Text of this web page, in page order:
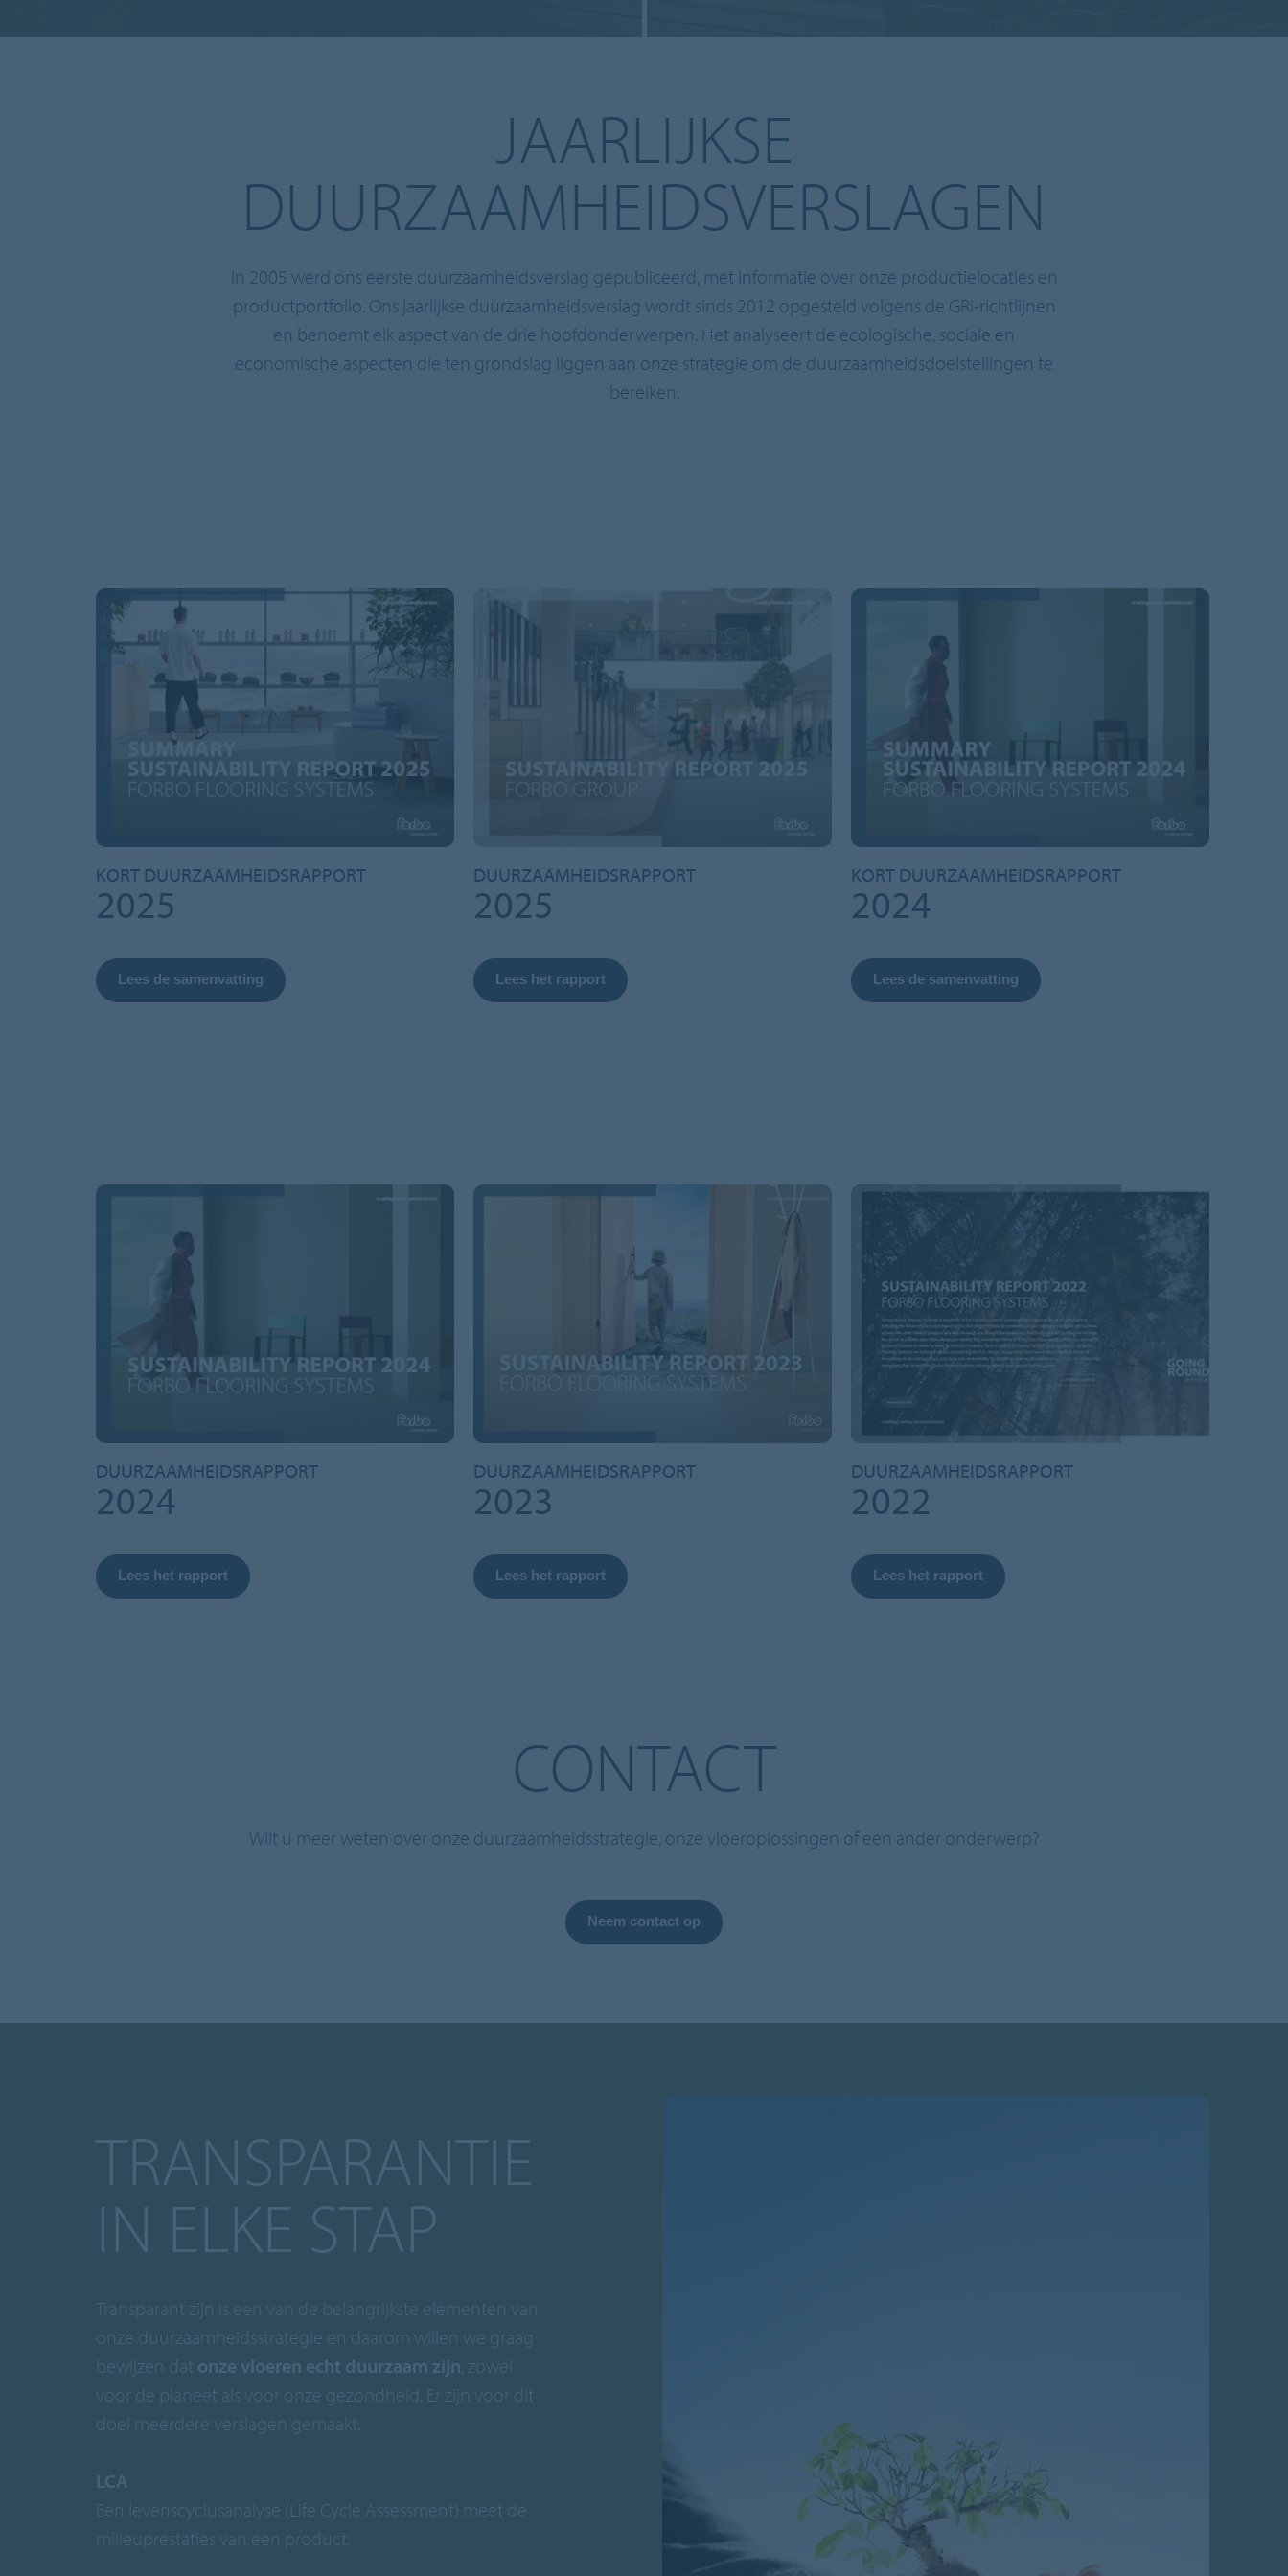
JAARLIJKSE
DUURZAAMHEIDSVERSLAGEN
In 2005 werd ons eerste duurzaamheidsverslag gepubliceerd, met informatie over onze productielocaties en
productportfolio. Ons jaarlijkse duurzaamheidsverslag wordt sinds 2012 opgesteld volgens de GRI-richtlijnen
en benoemt elk aspect van de drie hoofdonderwerpen. Het analyseert de ecologische, sociale en
economische aspecten die ten grondslag liggen aan onze strategie om de duurzaamheidsdoelstellingen te
bereiken.
KORT DUURZAAMHEIDSRAPPORT
2025
Lees de samenvatting
DUURZAAMHEIDSRAPPORT
2025
Lees het rapport
KORT DUURZAAMHEIDSRAPPORT
2024
Lees de samenvatting
DUURZAAMHEIDSRAPPORT
2024
Lees het rapport
DUURZAAMHEIDSRAPPORT
2023
Lees het rapport
DUURZAAMHEIDSRAPPORT
2022
Lees het rapport
CONTACT
Wilt u meer weten over onze duurzaamheidsstrategie, onze vloeroplossingen of een ander onderwerp?
Neem contact op
TRANSPARANTIE
IN ELKE STAP
Transparant zijn is een van de belangrijkste elementen van
onze duurzaamheidsstrategie en daarom willen we graag
bewijzen dat onze vloeren echt duurzaam zijn , zowel
voor de planeet als voor onze gezondheid. Er zijn voor dit
doel meerdere verslagen gemaakt.
LCA
Een levenscyclusanalyse (Life Cycle Assessment) meet de
milieuprestaties van een product.